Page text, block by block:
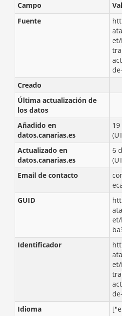
Campo
Fuente
Creado
Última actualización de
los datos
Añadido en
datos.canarias.es
Actualizado en
datos.canarias.es
6
Email de contacto
GUID
et/
Identificador
Idioma